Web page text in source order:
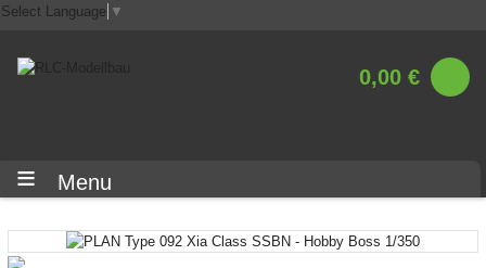
Select Language ▼
0,00 €
Menu